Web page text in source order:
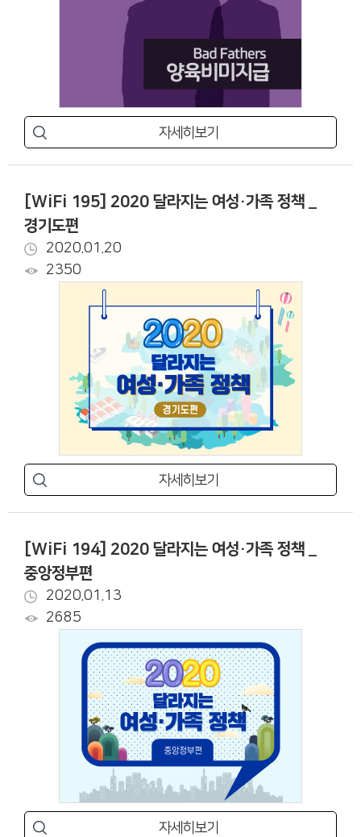
자세히보기
[WiFi 195] 2020 달라지는 여성·가족 정책 _
경기도편
2020.01.20
2350
자세히보기
[WiFi 194] 2020 달라지는 여성·가족 정책 _
중앙정부편
2020.01.13
2685
자세히보기